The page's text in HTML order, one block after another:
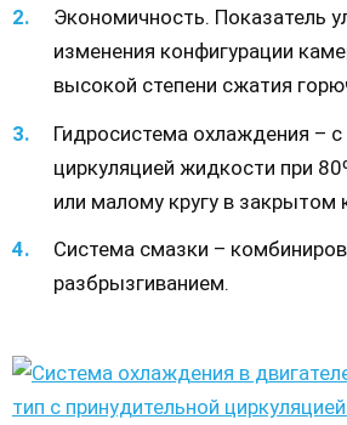
Экономичность. Показатель
изменения конфигурации
высокой степени сжатия
Гидросистема охлаждения – с
циркуляцией жидкости при
или малому кругу в закрытом
Система смазки –
разбрызгиванием.